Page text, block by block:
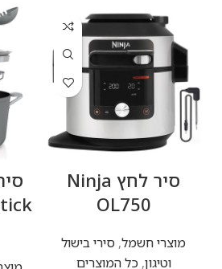
‏סיר לחץ Ninja
OL750
מוצרי חשמל, סירי בישול
וטיגון,כל המוצרים